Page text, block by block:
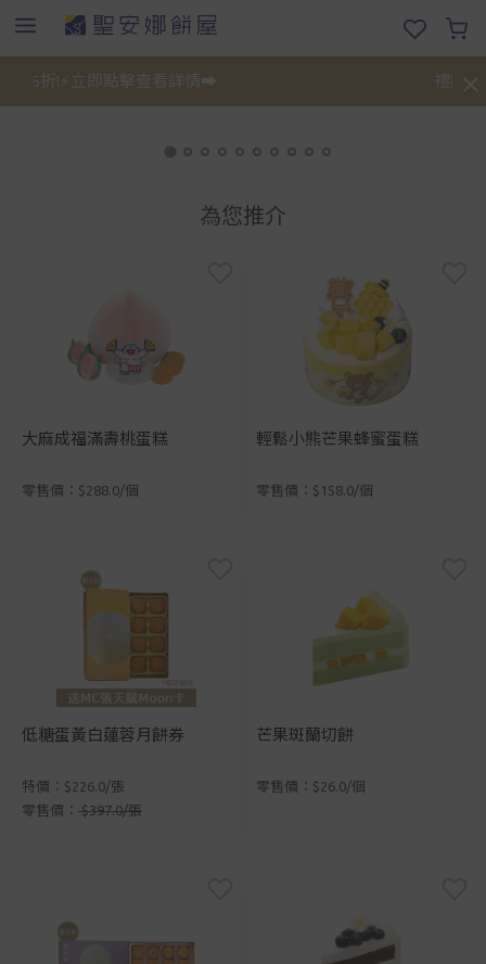
75折!⚡立即點擊查看詳情➡️ 禮餅券
為您推介
大麻成福滿壽桃蛋糕
零售價：$288.0/個
輕鬆小熊芒果蜂蜜蛋糕
零售價：$158.0/個
低糖蛋黃白蓮蓉月餅券
特價：$226.0/張
零售價： $397.0/張
芒果斑蘭切餅
零售價：$26.0/個